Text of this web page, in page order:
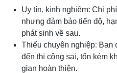
Uy tín, kinh nghiệm: Chi
nhưng đảm bảo tiến độ,
phát sinh về sau.
Thiếu chuyên nghiệp: Ban
đến thi công sai, tốn kém
gian hoàn thiện.